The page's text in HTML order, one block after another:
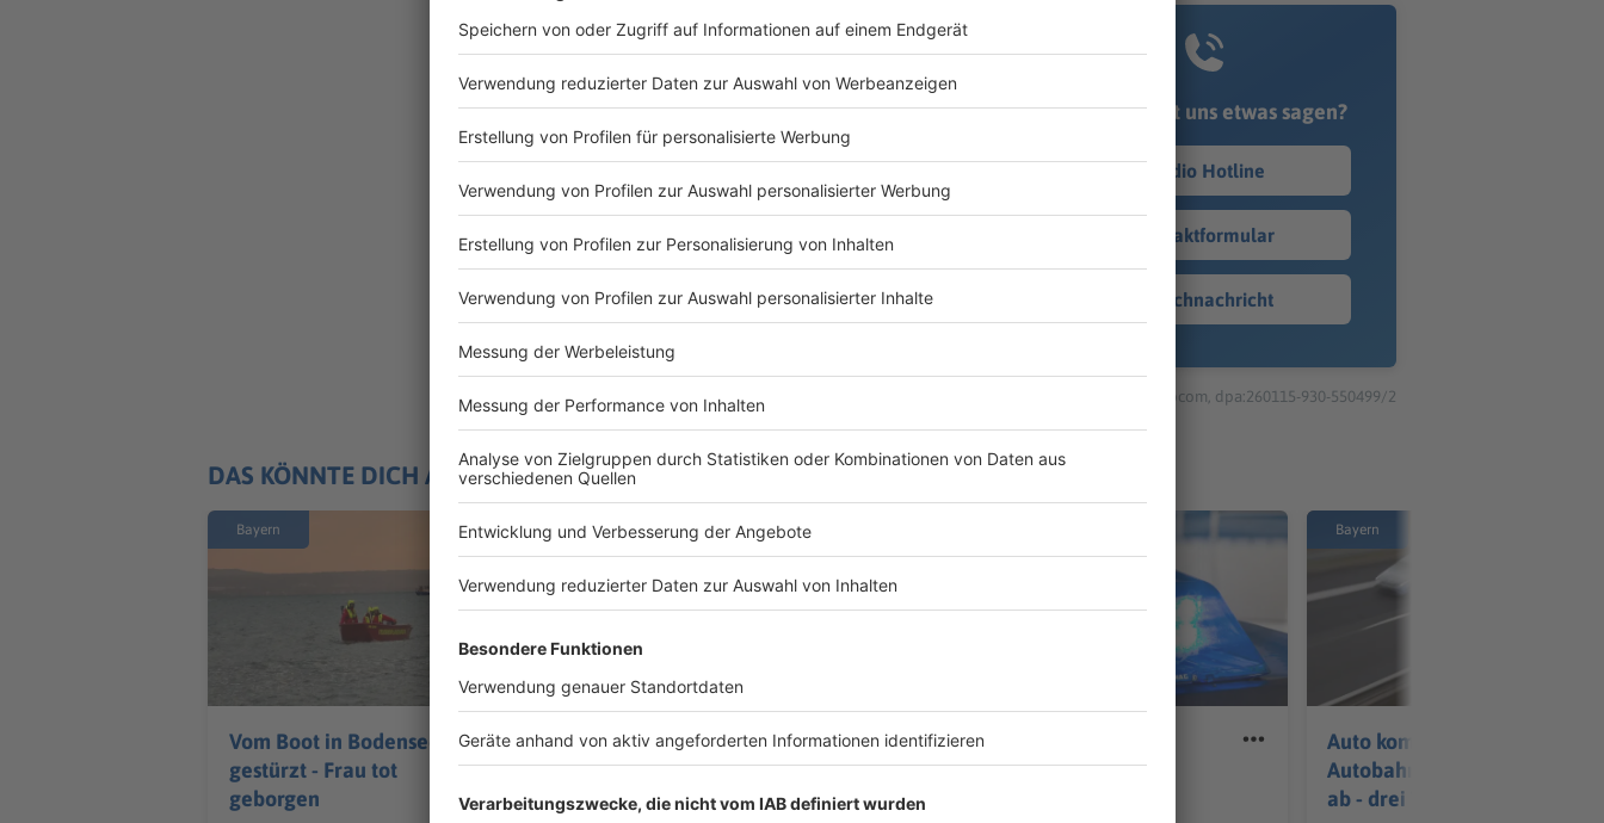
Du möchtest uns etwas sagen?
Studio Hotline
Kontaktformular
Sprachnachricht
© dpa-infocom, dpa:260115-930-550499/2
DAS KÖNNTE DICH AUCH INTERESSIEREN
Bayern
Vom Boot in Bodensee
gestürzt - Frau tot
geborgen
Bayern
BMW startet
Serienproduktion des
elektrischen i3 in
Motorradfahrer flieht
nach Sturz vor
Bayern
Auto kommt von
Autobahn auf Bahnlinie
ab - drei Tote